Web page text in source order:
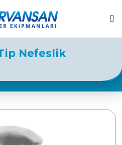
Tanker Ekipmanları
Nefeslik